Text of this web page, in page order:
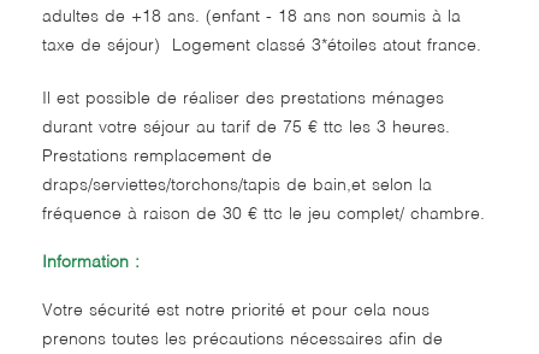
adultes de +18 ans. (enfant - 18 ans non soumis à la
taxe de séjour) Logement classé 3*étoiles atout france.
Il est possible de réaliser des prestations ménages
durant votre séjour au tarif de 75 € ttc les 3 heures.
Prestations remplacement de
draps/serviettes/torchons/tapis de bain,et selon la
fréquence à raison de 30 € ttc le jeu complet/ chambre.
Information :
Votre sécurité est notre priorité et pour cela nous
prenons toutes les précautions nécessaires afin de